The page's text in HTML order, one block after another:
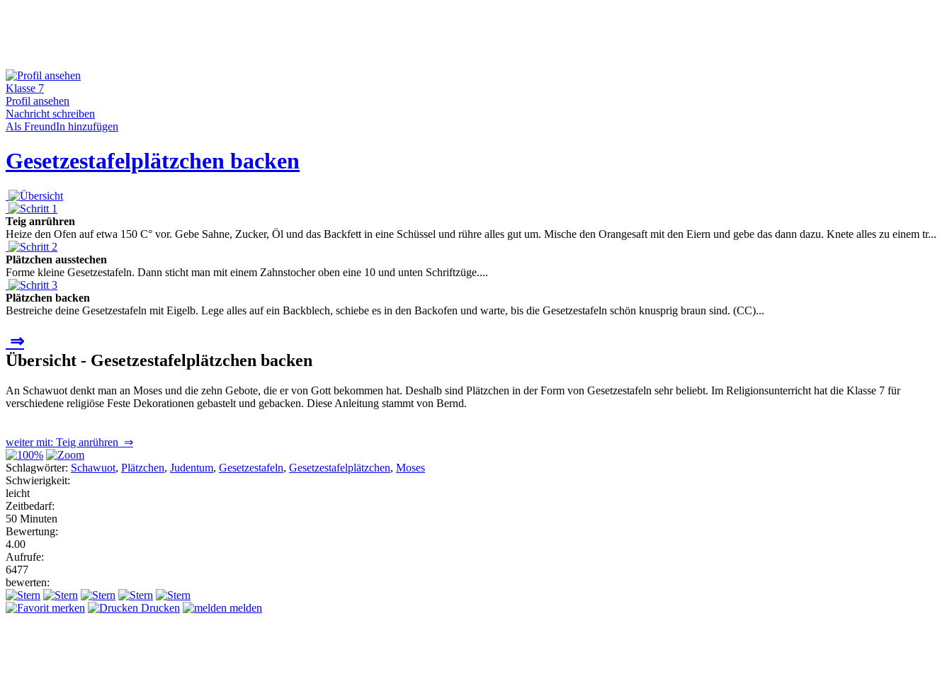
Klasse 7
Profil ansehen
Nachricht schreiben
Als FreundIn hinzufügen
Gesetzestafelplätzchen backen
Teig anrühren
Heize den Ofen auf etwa 150 C° vor. Gebe Sahne, Zucker, Öl und das Backfett in eine Schüssel und rühre alles gut um. Mische den Orangesaft mit den Eiern und gebe das dann dazu. Knete alles zu einem tr...
Plätzchen ausstechen
Forme kleine Gesetzestafeln. Dann sticht man mit einem Zahnstocher oben eine 10 und unten Schriftzüge....
Plätzchen backen
Bestreiche deine Gesetzestafeln mit Eigelb. Lege alles auf ein Backblech, schiebe es in den Backofen und warte, bis die Gesetzestafeln schön knusprig braun sind. (CC)...
⇒
Übersicht - Gesetzestafelplätzchen backen
An Schawuot denkt man an Moses und die zehn Gebote, die er von Gott bekommen hat. Deshalb sind Plätzchen in der Form von Gesetzestafeln sehr beliebt. Im Religionsunterricht hat die Klasse 7 für
verschiedene religiöse Feste Dekorationen gebastelt und gebacken. Diese Anleitung stammt von Bernd.
weiter mit: Teig anrühren ⇒
Schlagwörter: Schawuot, Plätzchen, Judentum, Gesetzestafeln, Gesetzestafelplätzchen, Moses
Schwierigkeit:
leicht
Zeitbedarf:
50 Minuten
Bewertung:
4.00
Aufrufe:
6477
bewerten:
merken Drucken melden